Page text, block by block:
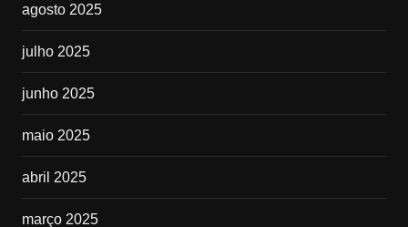
agosto 2025
julho 2025
junho 2025
maio 2025
abril 2025
março 2025